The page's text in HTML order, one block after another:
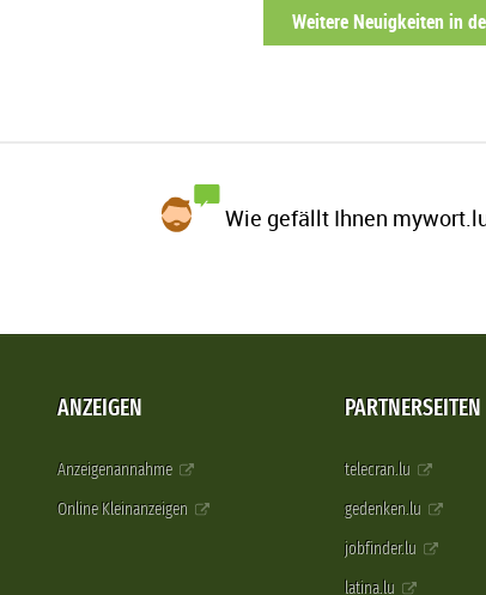
Weitere Neuigkeiten in
Wie gefällt Ihnen
ANZEIGEN
Anzeigenannahme
Online Kleinanzeigen
PARTNERSEITEN
telecran.lu
gedenken.lu
jobfinder.lu
latina.lu